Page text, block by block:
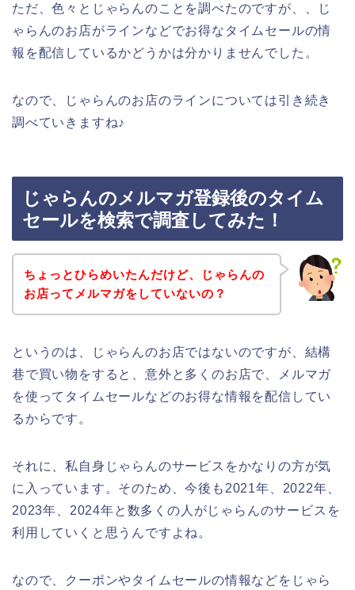
ただ、色々とじゃらんのことを調べたのですが、、じ
ゃらんのお店がラインなどでお得なタイムセールの情
報を配信しているかどうかは分かりませんでした。
なので、じゃらんのお店のラインについては引き続き
調べていきますね♪
じゃらんのメルマガ登録後のタイム
セールを検索で調査してみた！
ちょっとひらめいたんだけど、じゃらんの
お店ってメルマガをしていないの？
というのは、じゃらんのお店ではないのですが、結構
巷で買い物をすると、意外と多くのお店で、メルマガ
を使ってタイムセールなどのお得な情報を配信してい
るからです。
それに、私自身じゃらんのサービスをかなりの方が気
に入っています。そのため、今後も2021年、2022年、
2023年、2024年と数多くの人がじゃらんのサービスを
利用していくと思うんですよね。
なので、クーポンやタイムセールの情報などをじゃら